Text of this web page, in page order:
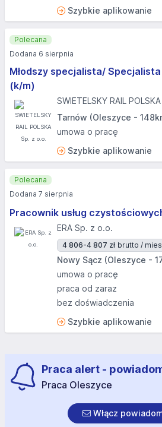
Szybkie aplikowanie
Młodszy specjalista/
(k/m)
SWIETELSKY RAIL
Tarnów (Oleszyce -
umowa o pracę
Szybkie aplikowanie
Polecana
Dodana 6 sierpnia
Pracownik usług
ERA Sp. z o.o.
4 806-4 807 zł brutto /
Nowy Sącz (Oleszyce -
umowa o pracę
praca od zaraz
bez doświadczenia
Szybkie aplikowanie
Polecana
Dodana 7 sierpnia
Praca alert -
Praca Oleszyce
Włącz